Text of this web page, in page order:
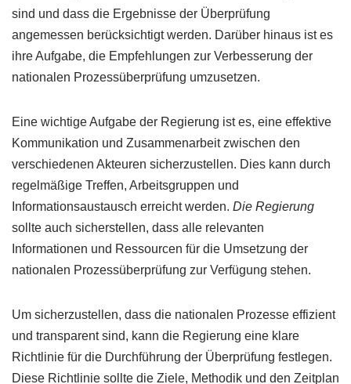
sind und dass die Ergebnisse der Überprüfung
angemessen berücksichtigt werden. Darüber hinaus ist es
ihre Aufgabe, die Empfehlungen zur Verbesserung der
nationalen Prozessüberprüfung umzusetzen.
Eine wichtige Aufgabe der Regierung ist es, eine effektive
Kommunikation und Zusammenarbeit zwischen den
verschiedenen Akteuren sicherzustellen. Dies kann durch
regelmäßige Treffen, Arbeitsgruppen und
Informationsaustausch erreicht werden. Die Regierung
sollte auch sicherstellen, dass alle relevanten
Informationen und Ressourcen für die Umsetzung der
nationalen Prozessüberprüfung zur Verfügung stehen.
Um sicherzustellen, dass die nationalen Prozesse effizient
und transparent sind, kann die Regierung eine klare
Richtlinie für die Durchführung der Überprüfung festlegen.
Diese Richtlinie sollte die Ziele, Methodik und den Zeitplan